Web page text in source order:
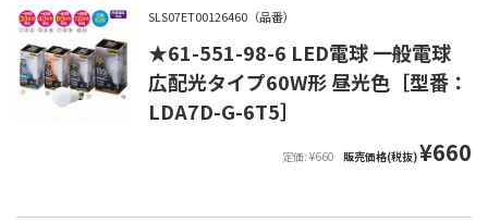
SLS07ET00126460（品番）
★61-551-98-6 LED電球 一般電球
広配光タイプ60W形 昼光色［型番：
LDA7D-G-6T5］
定価: ¥660 販売価格(税抜)¥660